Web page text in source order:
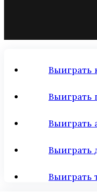
Выиграть
Выиграть
Выиграть
Выиграть
Выиграть